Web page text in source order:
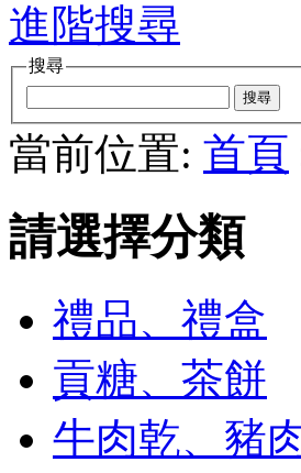
進階搜尋
搜尋
當前位置: 首頁
請選擇分類
禮品、禮盒
貢糖、茶餅
牛肉乾、豬